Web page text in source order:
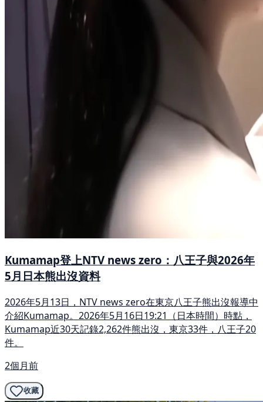
Kumamap登上NTV news zero：八王子與2026年
5月日本熊出沒資料
2026年5月13日，NTV news zero在東京八王子熊出沒報導中
介紹Kumamap。2026年5月16日19:21（日本時間）時點，
Kumamap近30天記錄2,262件熊出沒，東京33件，八王子20
件。
2個月前
收藏